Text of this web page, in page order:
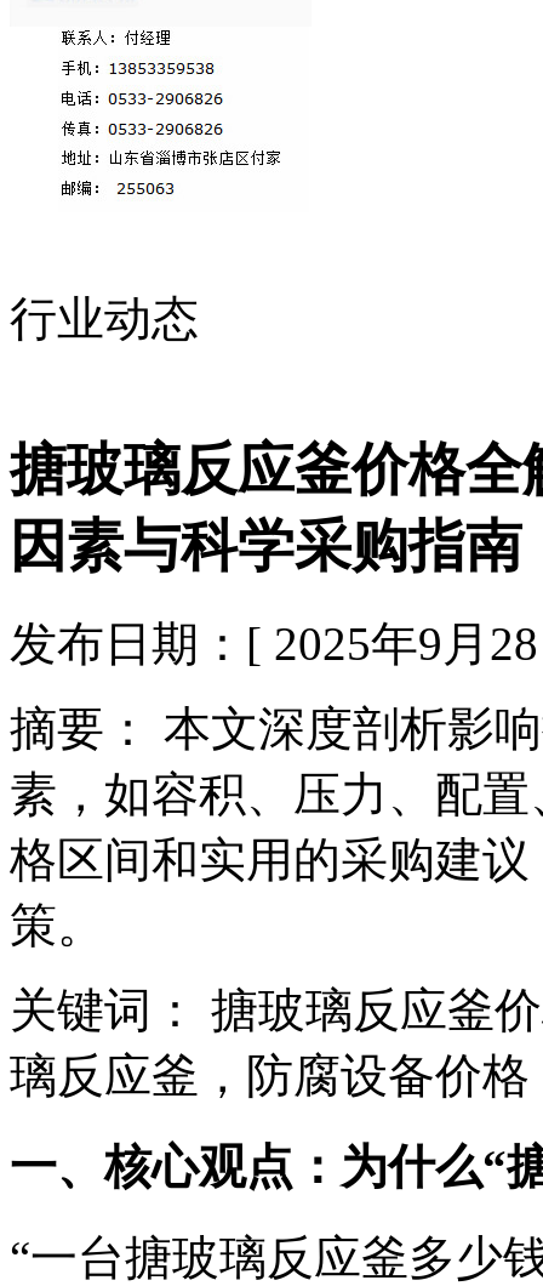
行业动态
搪玻璃反应釜价格
因素与科学采购指南
发布日期：[ 2025年9月
摘要： 本文深度剖析影
素，如容积、压力、配
格区间和实用的采购建
策。
关键词： 搪玻璃反应釜
璃反应釜，防腐设备价
一、核心观点：为什么“
“一台搪玻璃反应釜多少